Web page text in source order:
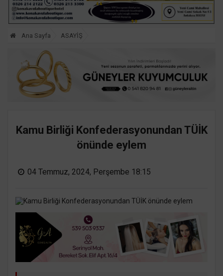
Ana Sayfa ASAYİŞ
Kamu Birliği Konfederasyonundan TÜİK
önünde eylem
04 Temmuz, 2024, Perşembe 18:15